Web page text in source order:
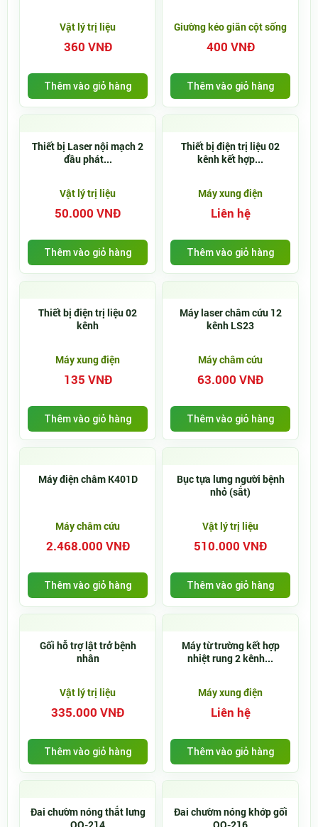
Vật lý trị liệu
360 VNĐ
Thêm vào giỏ hàng
Giường kéo giãn cột sống
400 VNĐ
Thêm vào giỏ hàng
Thiết bị Laser nội mạch 2
đầu phát...
Vật lý trị liệu
50.000 VNĐ
Thêm vào giỏ hàng
Thiết bị điện trị liệu 02
kênh kết hợp...
Máy xung điện
Liên hệ
Thêm vào giỏ hàng
Thiết bị điện trị liệu 02
kênh
Máy xung điện
135 VNĐ
Thêm vào giỏ hàng
Máy laser châm cứu 12
kênh LS23
Máy châm cứu
63.000 VNĐ
Thêm vào giỏ hàng
Máy điện châm K401D
Máy châm cứu
2.468.000 VNĐ
Thêm vào giỏ hàng
Bục tựa lưng người bệnh
nhỏ (sắt)
Vật lý trị liệu
510.000 VNĐ
Thêm vào giỏ hàng
Gối hỗ trợ lật trở bệnh
nhân
Vật lý trị liệu
335.000 VNĐ
Thêm vào giỏ hàng
Máy từ trường kết hợp
nhiệt rung 2 kênh...
Máy xung điện
Liên hệ
Thêm vào giỏ hàng
Đai chườm nóng thắt lưng
Đai chườm nóng khớp gối